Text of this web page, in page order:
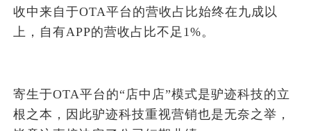
收中来自于OTA平台的营收占比始终在九成以
上，自有APP的营收占比不足1%。
寄生于OTA平台的“店中店”模式是驴迹科技的立
根之本，因此驴迹科技重视营销也是无奈之举，